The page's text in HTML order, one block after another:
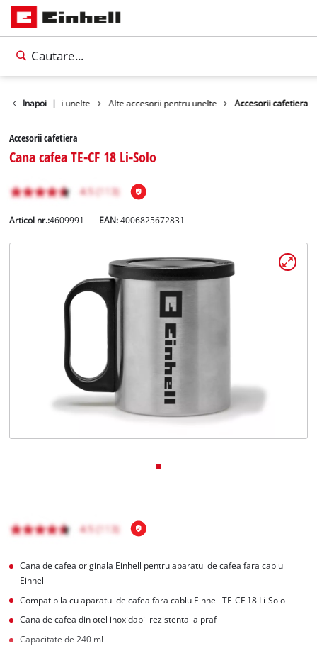
Română
Inapoi |
pentru masini unelte Alte accesorii pentru unelte Accesorii cafetiera
Accesorii cafetiera
Cana cafea TE-CF 18 Li-Solo
Articol nr.:4609991 EAN:4006825672831
Cana de cafea originala Einhell pentru aparatul de cafea fara cablu
Einhell
Compatibila cu aparatul de cafea fara cablu Einhell TE-CF 18 Li-Solo
Cana de cafea din otel inoxidabil rezistenta la praf
Capacitate de 240 ml